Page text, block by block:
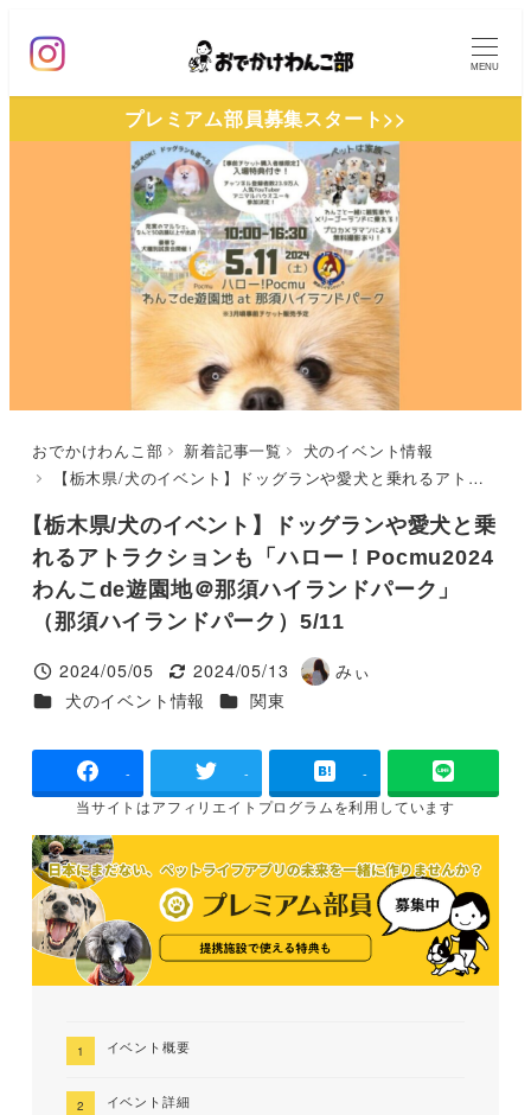
ン
MENU
プレミアム部員募集スタート>>
おでかけわんこ部 新着記事一覧
犬のイベント情報
【栃木県/犬のイベント】ドッグランや愛犬と乗れるアトラクションも「ハロー！Pocmu2024 わんこde遊園地＠那須ハイランドパーク」（那須ハイランドパーク）5/11
【栃木県/犬のイベント】ドッグランや愛犬と乗
れるアトラクションも「ハロー！Pocmu2024
わんこde遊園地＠那須ハイランドパーク」
（那須ハイランドパーク）5/11
投稿日
2024/05/05
更新日
2024/05/13
著
みぃ
カテゴリー
犬のイベント情報 カテゴリー
関東
- - -
当サイトはアフィリエイトプログラムを利用しています
イベント概要
イベント詳細